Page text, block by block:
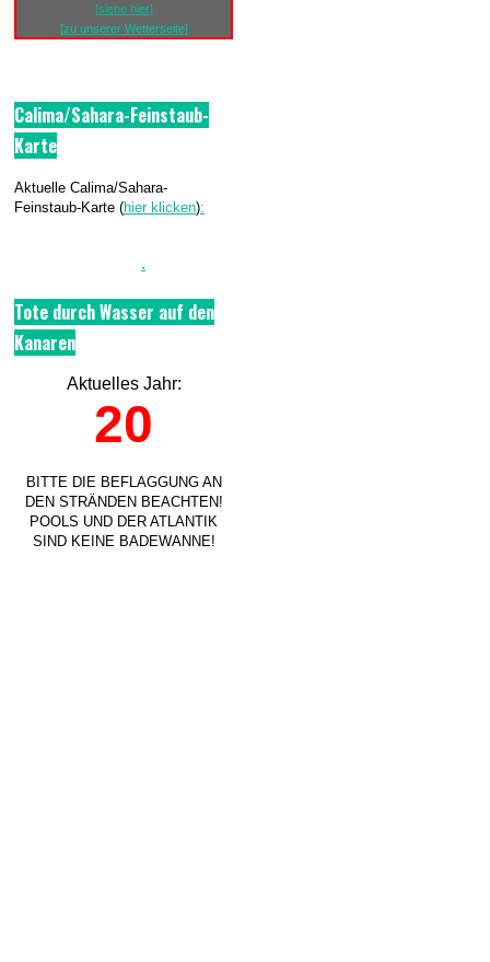
[siehe hier]
[zu unserer Wetterseite]
Calima/Sahara-Feinstaub-
Karte
Aktuelle Calima/Sahara-
Feinstaub-Karte (hier klicken):
.
Tote durch Wasser auf den
Kanaren
Aktuelles Jahr:
20
BITTE DIE BEFLAGGUNG AN
DEN STRÄNDEN BEACHTEN!
POOLS UND DER ATLANTIK
SIND KEINE BADEWANNE!